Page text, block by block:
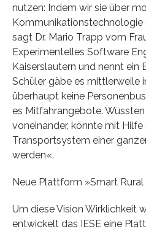
nutzen: Indem wir sie über
Kommunikationstechnologie
sagt Dr. Mario Trapp vom
Experimentelles Software
Kaiserslautern und nennt ein
Schüler gäbe es mittlerweile
überhaupt keine
es Mitfahrangebote.
voneinander, könnte mit
Transportsystem einer
werden«.
Neue Plattform »Smart Rural
Um diese Vision Wirklichkeit
entwickelt das IESE eine